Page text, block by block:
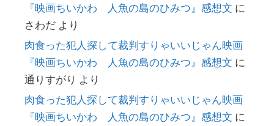
『映画ちいかわ 人魚の島のひみつ』感想文 に
さわだ より
肉食った犯人探して裁判すりゃいいじゃん映画
『映画ちいかわ 人魚の島のひみつ』感想文 に
通りすがり より
肉食った犯人探して裁判すりゃいいじゃん映画
『映画ちいかわ 人魚の島のひみつ』感想文 に